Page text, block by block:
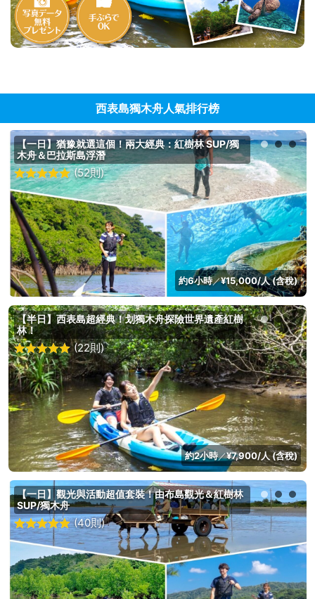
西表島獨木舟人氣排行榜
【一日】猶豫就選這個！兩大經典：紅樹林 SUP/獨
木舟＆巴拉斯島浮潛
(52則)
約6小時／¥15,000/人 (含稅)
【半日】西表島超經典！划獨木舟探險世界遺產紅樹
林！
(22則)
約2小時／¥7,900/人 (含稅)
【一日】觀光與活動超值套裝！由布島觀光＆紅樹林
SUP/獨木舟
(40則)